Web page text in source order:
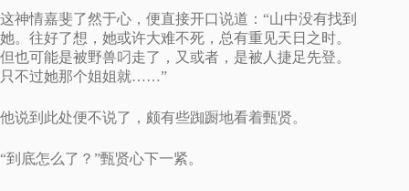
这神情嘉斐了然于心，便直接开口说道：“山中没有找到
她。往好了想，她或许大难不死，总有重见天日之时。
但也可能是被野兽叼走了，又或者，是被人捷足先登。
只不过她那个姐姐就……”
他说到此处便不说了，颇有些踟蹰地看着甄贤。
“到底怎么了？”甄贤心下一紧。